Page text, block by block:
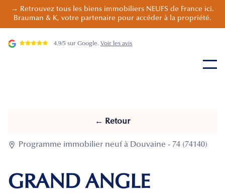
→ Retrouvez tous les biens immobiliers NEUFS de France ici.
Brauman & K, votre partenaire pour accéder à la propriété.
4.9/5 sur Google. Voir les avis
← Retour
 Programme immobilier neuf à Douvaine - 74 (74140)
GRAND ANGLE